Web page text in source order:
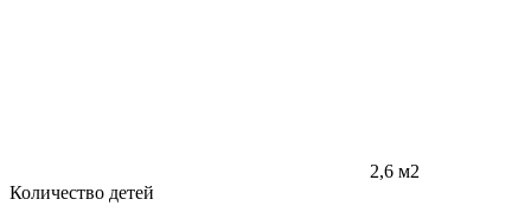
2,6 м2
Количество детей